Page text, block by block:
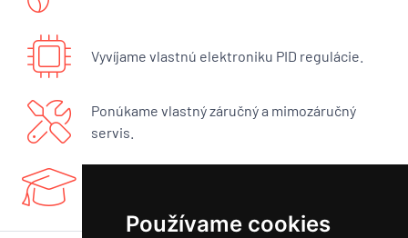
Používame cookies
Vyvíjame vlastnú elektroniku PID regulácie.
Ponúkame vlastný záručný a mimozáručný
servis.